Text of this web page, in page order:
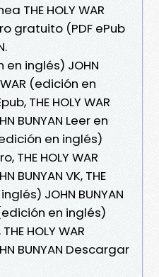
THE HOLY WAR
gratuito (PDF ePub
en inglés) JOHN
WAR (edición en
THE HOLY WAR
BUNYAN Leer en
en inglés)
THE HOLY WAR
BUNYAN VK, THE
JOHN BUNYAN
(edición en inglés)
HOLY WAR
BUNYAN Descargar